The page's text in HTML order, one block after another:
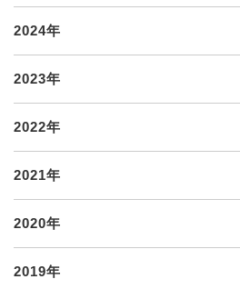
2024年
2023年
2022年
2021年
2020年
2019年